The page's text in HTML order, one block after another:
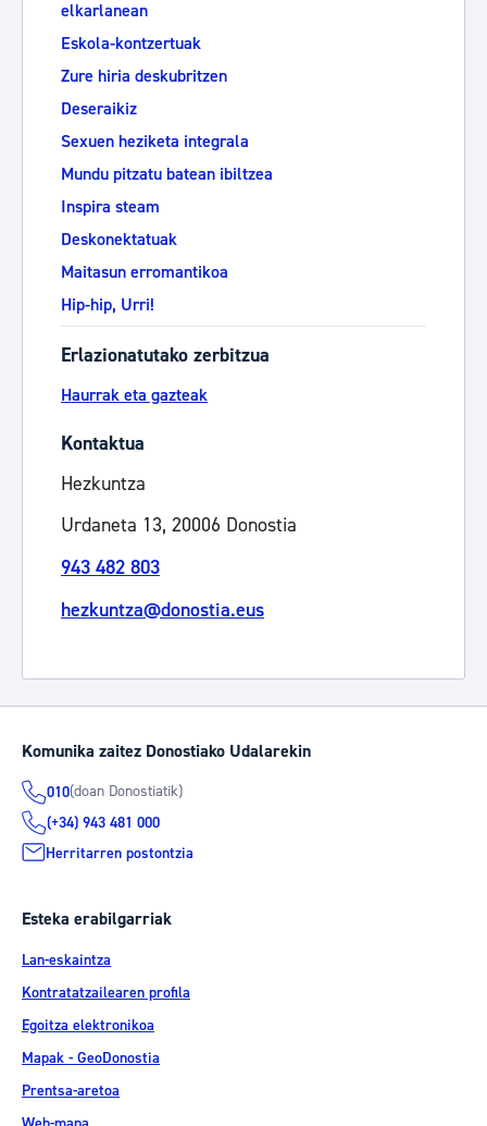
elkarlanean
Eskola-kontzertuak
Zure hiria deskubritzen
Deseraikiz
Sexuen heziketa integrala
Mundu pitzatu batean ibiltzea
Inspira steam
Deskonektatuak
Maitasun erromantikoa
Hip-hip, Urri!
Erlazionatutako zerbitzua
Haurrak eta gazteak
Kontaktua
Hezkuntza
Urdaneta 13, 20006 Donostia
943 482 803
hezkuntza@donostia.eus
Komunika zaitez Donostiako Udalarekin
010(doan Donostiatik)
(+34) 943 481 000
Herritarren postontzia
Esteka erabilgarriak
Lan-eskaintza
Kontratatzailearen profila
Egoitza elektronikoa
Mapak - GeoDonostia
Prentsa-aretoa